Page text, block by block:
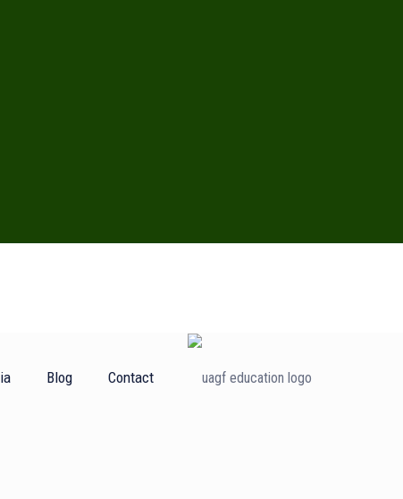
Blog Contact